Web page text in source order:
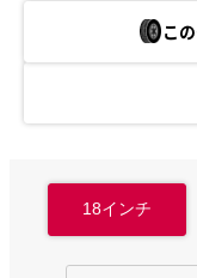
こ
18インチ